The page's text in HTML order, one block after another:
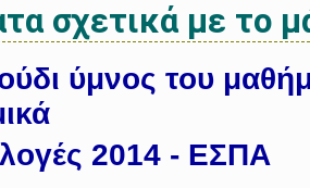
σχετικά με το
ύμνος του
2014 - ΕΣΠΑ